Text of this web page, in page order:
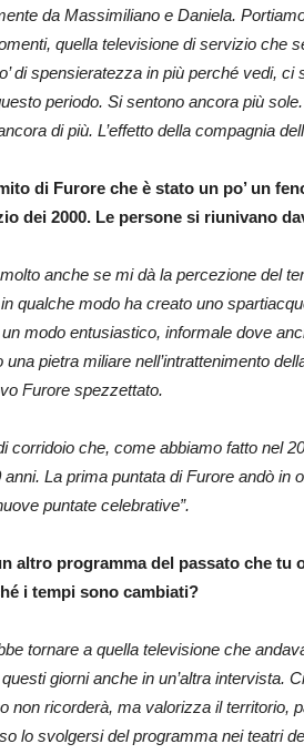
da Massimiliano e Daniela.
quella televisione di servizio che
di spensieratezza in più perché vedi,
periodo. Si sentono ancora più
di più. L’effetto della compagnia
di Furore che è stato un po’ un
dei 2000. Le persone si riunivano
anche se mi dà la percezione del
qualche modo ha creato uno
modo entusiastico, informale dove
pietra miliare nell’intrattenimento
Furore spezzettato.
corridoio che, come abbiamo fatto nel
La prima puntata di Furore andò in
puntate celebrative”.
altro programma del passato che
i tempi sono cambiati?
tornare a quella televisione che
giorni anche in un’altra intervista.
non ricorderà, ma valorizza il territorio,
lo svolgersi del programma nei teatri